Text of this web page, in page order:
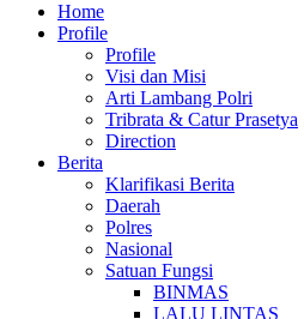
Home
Profile
Profile
Visi dan Misi
Arti Lambang Polri
Tribrata & Catur Prasetya
Direction
Berita
Klarifikasi Berita
Daerah
Polres
Nasional
Satuan Fungsi
BINMAS
LALU LINTAS